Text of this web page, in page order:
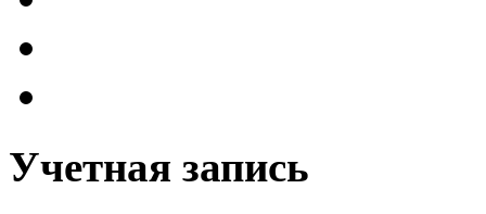
Учетная запись